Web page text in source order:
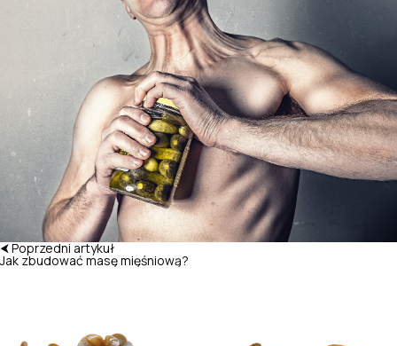
⮜ Poprzedni artykuł
Jak zbudować masę mięśniową?